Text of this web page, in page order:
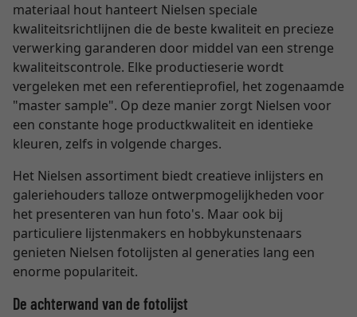
materiaal hout hanteert Nielsen speciale
kwaliteitsrichtlijnen die de beste kwaliteit en precieze
verwerking garanderen door middel van een strenge
kwaliteitscontrole. Elke productieserie wordt
vergeleken met een referentieprofiel, het zogenaamde
"master sample". Op deze manier zorgt Nielsen voor
een constante hoge productkwaliteit en identieke
kleuren, zelfs in volgende charges.
Het Nielsen assortiment biedt creatieve inlijsters en
galeriehouders talloze ontwerpmogelijkheden voor
het presenteren van hun foto's. Maar ook bij
particuliere lijstenmakers en hobbykunstenaars
genieten Nielsen fotolijsten al generaties lang een
enorme populariteit.
De achterwand van de fotolijst